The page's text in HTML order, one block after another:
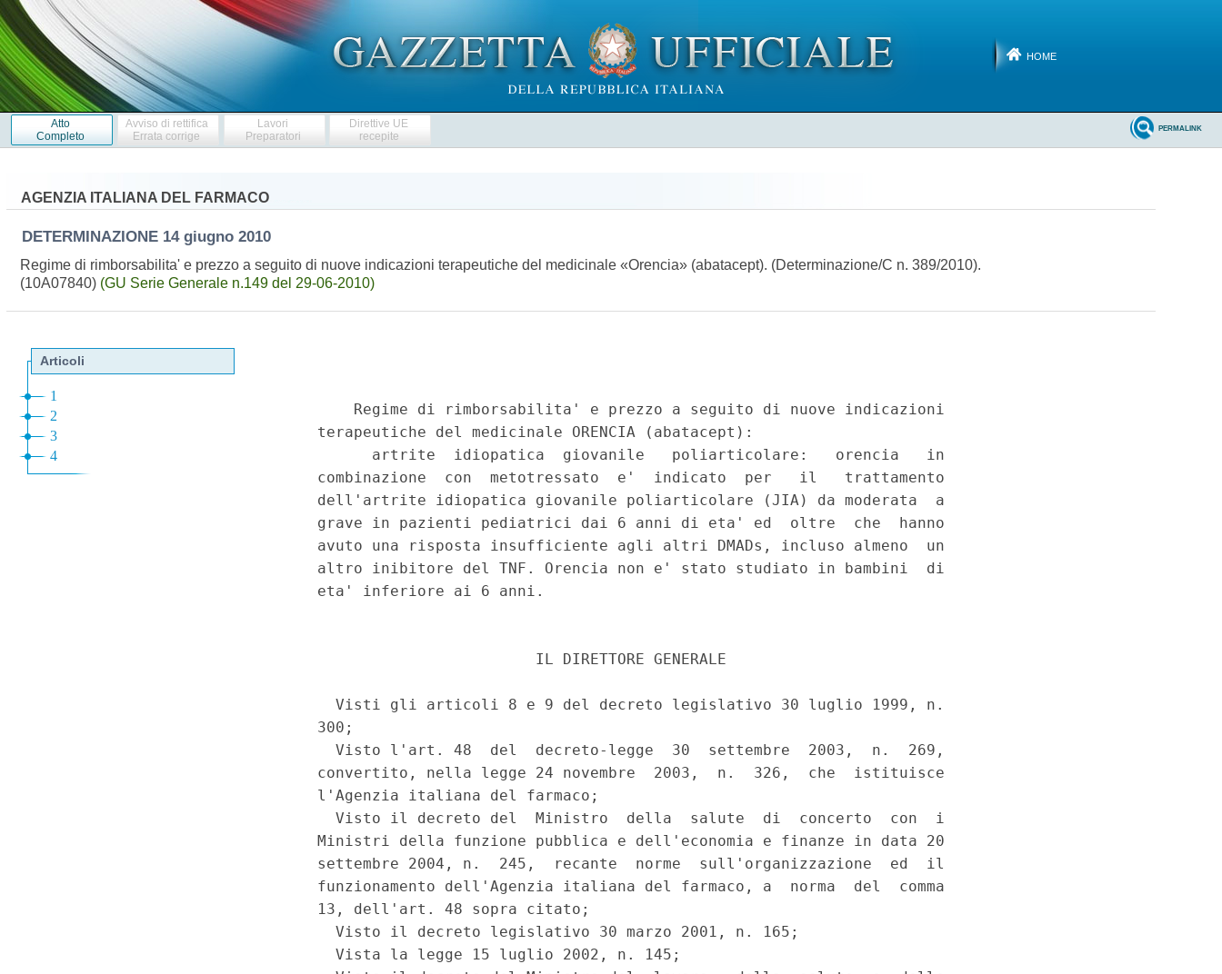
HOME
Atto
Completo
Avviso di rettifica
Errata corrige
Lavori
Preparatori
Direttive UE
recepite
PERMALINK
AGENZIA ITALIANA DEL FARMACO
DETERMINAZIONE 14 giugno 2010
Regime di rimborsabilita' e prezzo a seguito di nuove indicazioni terapeutiche del medicinale «Orencia» (abatacept). (Determinazione/C n. 389/2010).
(10A07840) (GU Serie Generale n.149 del 29-06-2010)